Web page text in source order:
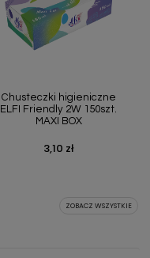
Chusteczki higieniczne
ELFI Friendly 2W 150szt.
MAXI BOX
Cena
3,10 zł
ZOBACZ WSZYSTKIE